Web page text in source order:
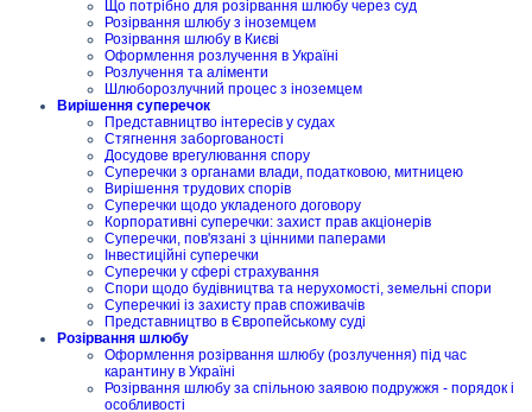
Що потрібно для розірвання шлюбу через суд
Розірвання шлюбу з іноземцем
Розірвання шлюбу в Києві
Оформлення розлучення в Україні
Розлучення та аліменти
Шлюборозлучний процес з іноземцем
Вирішення суперечок
Представництво інтересів у судах
Стягнення заборгованості
Досудове врегулювання спору
Суперечки з органами влади, податковою, митницею
Вирішення трудових спорів
Суперечки щодо укладеного договору
Корпоративні суперечки: захист прав акціонерів
Суперечки, пов'язані з цінними паперами
Інвестиційні суперечки
Суперечки у сфері страхування
Спори щодо будівництва та нерухомості, земельні спори
Суперечкиі із захисту прав споживачів
Представництво в Європейському суді
Розірвання шлюбу
Оформлення розірвання шлюбу (розлучення) під час
карантину в Україні
Розірвання шлюбу за спільною заявою подружжя - порядок і
особливості